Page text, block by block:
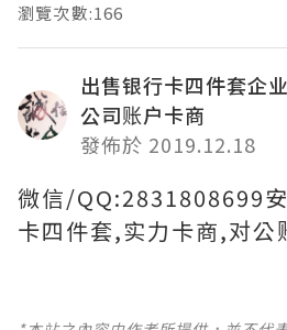
瀏覽次數:166
出售银行卡四件套企
公司账户卡商
發佈於 2019.12.18
微信/QQ:2831808699
卡四件套,实力卡商,对公